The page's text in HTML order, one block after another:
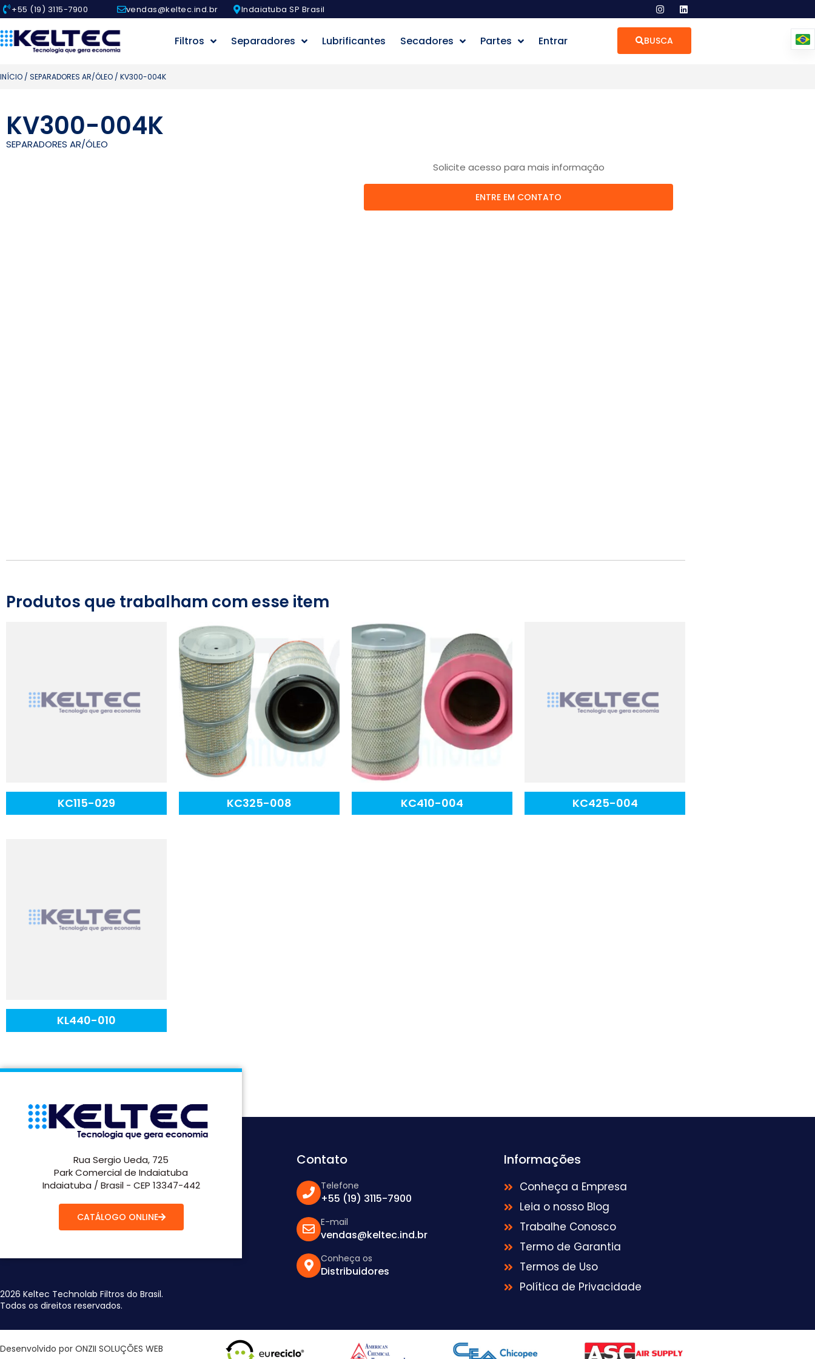
+55 (19) 3115-7900 vendas@keltec.ind.br Indaiatuba SP Brasil
Filtros Separadores Lubrificantes Secadores Partes Entrar BUSCA
INÍCIO / SEPARADORES AR/ÓLEO / KV300-004K
KV300-004K
SEPARADORES AR/ÓLEO
Solicite acesso para mais informação
ENTRE EM CONTATO
Produtos que trabalham com esse item
KC115-029 KC325-008 KC410-004 KC425-004
KL440-010
Rua Sergio Ueda, 725
Park Comercial de Indaiatuba
Indaiatuba / Brasil - CEP 13347-442
CATÁLOGO ONLINE
2026 Keltec Technolab Filtros do Brasil.
Todos os direitos reservados.
Contato
Telefone
+55 (19) 3115-7900
E-mail
vendas@keltec.ind.br
Conheça os
Distribuidores
Informações
Conheça a Empresa
Leia o nosso Blog
Trabalhe Conosco
Termo de Garantia
Termos de Uso
Política de Privacidade
Desenvolvido por ONZII SOLUÇÕES WEB